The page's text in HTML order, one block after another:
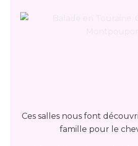
Ces salles nous font
famille pour le